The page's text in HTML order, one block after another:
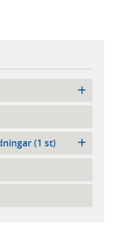
(1 st)